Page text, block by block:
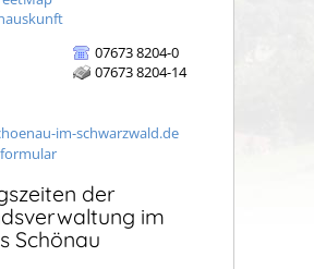
07673 8204-0
07673 8204-14
im-schwarzwald.de
der
im
Schönau